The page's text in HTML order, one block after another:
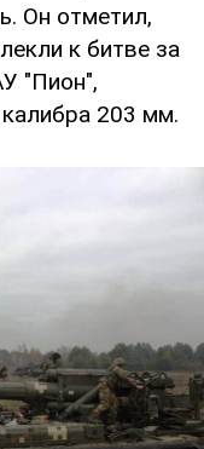
Он отметил,
к битве за
"Пион",
203 мм.